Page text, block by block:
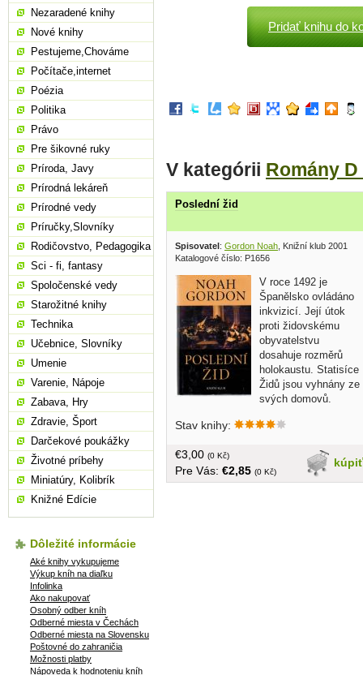
Pridať knihu do
V kategórii Romány D
Poslední žid
Spisovatel: Gordon Noah , Knižní klub 2001
Katalogové číslo: P1656
V roce 1492 je
Španělsko ovládáno
inkvizicí. Její útok
proti židovskému
obyvatelstvu
dosahuje rozměrů
holokaustu. Statisíce
Židů jsou vyhnány ze
svých domovů.
svého otce a bratra, ale raději, než by
celou zemi... v češtine, obal, tvrdá
väzba, 370 strán
Stav knihy:
kúpiť
€3,00 (0 Kč)
Pre Vás: €2,85 (0 Kč)
Nezaradené knihy
Nové knihy
Pestujeme,Chováme
Počítače,internet
Poézia
Politika
Právo
Pre šikovné ruky
Príroda, Javy
Prírodná lekáreň
Prírodné vedy
Príručky,Slovníky
Rodičovstvo, Pedagogika
Sci - fi, fantasy
Spoločenské vedy
Starožitné knihy
Technika
Učebnice, Slovníky
Umenie
Varenie, Nápoje
Zabava, Hry
Zdravie, Šport
Darčekové poukážky
Životné príbehy
Miniatúry, Kolibrík
Knižné Edície
Dôležité informácie
Aké knihy vykupujeme
Výkup kníh na diaľku
Infolinka
Ako nakupovať
Osobný odber kníh
Odberné miesta v Čechách
Odberné miesta na Slovensku
Poštovné do zahraničia
Možnosti platby
Nápoveda k hodnoteniu kníh